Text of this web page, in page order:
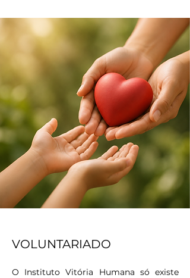
VOLUNTARIADO
O Instituto Vitória Humana só existe